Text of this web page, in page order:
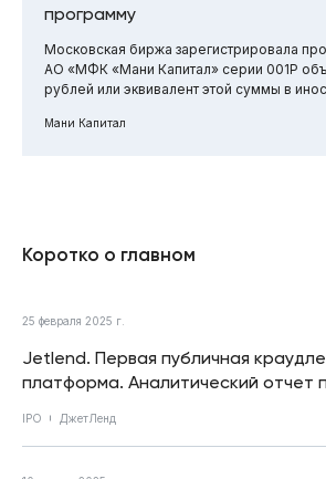
программу
Московская биржа зарегистрировала
АО «МФК «Мани Капитал» серии 001P
рублей или эквивалент этой суммы в
Мани Капитал
Коротко о главном
25 февраля 2025 г.
Jetlend. Первая публичная
платформа. Аналитический отчет
IPO ДжетЛенд